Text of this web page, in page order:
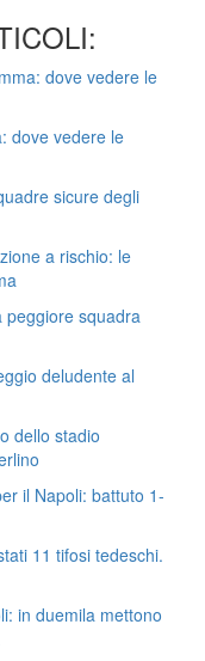
dove vedere le
dove vedere le
sicure degli
a rischio: le
peggiore squadra
deludente al
dello stadio
il Napoli: battuto 1-
11 tifosi tedeschi.
in duemila mettono